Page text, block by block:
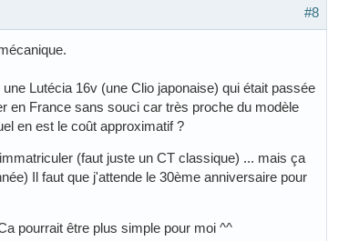
#8
Lutécia 16v (une Clio japonaise) qui était passée
en France sans souci car très proche du modèle
en est le coût approximatif ?
(faut juste un CT classique) ... mais ça
Il faut que j'attende le 30ème anniversaire pour
pourrait être plus simple pour moi ^^